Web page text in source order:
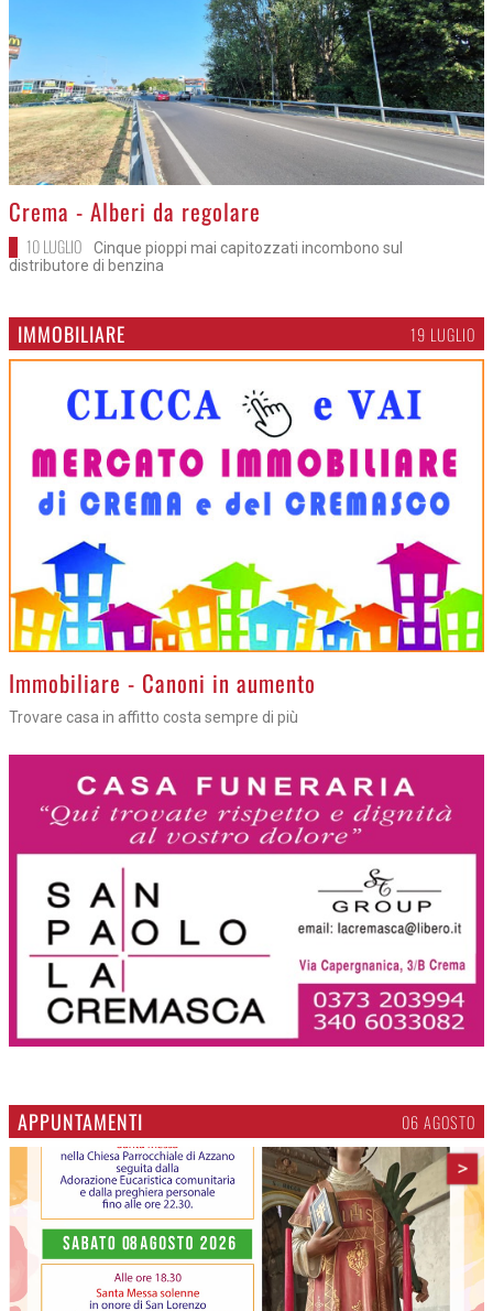
>
Crema - Alberi da regolare
10 LUGLIO
Cinque pioppi mai capitozzati incombono sul
distributore di benzina
IMMOBILIARE 19 LUGLIO
>Immobiliare - Canoni in aumento
Trovare casa in affitto costa sempre di più
APPUNTAMENTI 06 AGOSTO
>